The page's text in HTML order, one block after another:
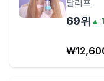
달리프
69위 ▲
₩